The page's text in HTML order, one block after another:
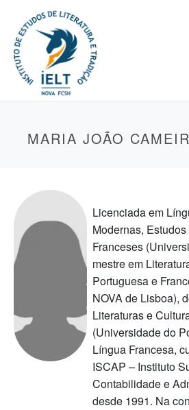
MARIA JOÃO
Licenciada em
Modernas,
Franceses
mestre em
Portuguesa e
NOVA de Lisboa),
Literaturas e
(Universidade do
Língua Francesa,
ISCAP – Instituto
Contabilidade e
desde 1991. Na